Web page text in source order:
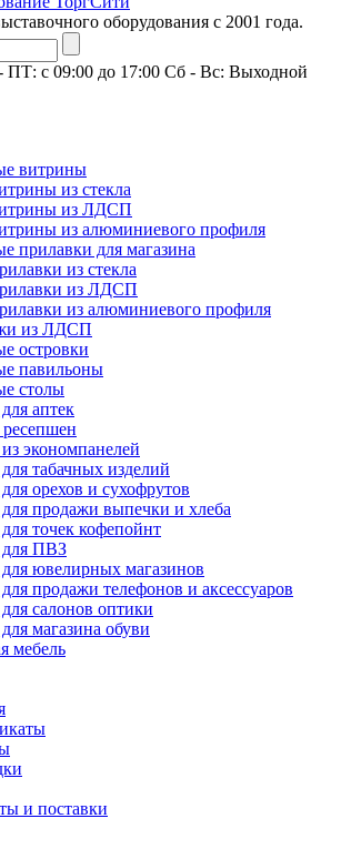
оборудования с 2001 года.
с 09:00 до 17:00 Сб - Вс: Выходной
витрины
из cтекла
из ЛДСП
из алюминиевого профиля
прилавки для магазина
из стекла
из ЛДСП
из алюминиевого профиля
из ЛДСП
островки
павильоны
столы
аптек
экономпанелей
табачных изделий
орехов и сухофрутов
продажи выпечки и хлеба
точек кофепойнт
ПВЗ
ювелирных магазинов
продажи телефонов и аксессуаров
салонов оптики
магазина обуви
мебель
и поставки